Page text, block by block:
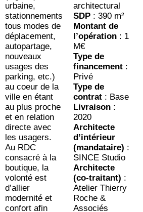
urbaine,
stationnements
tous modes de
déplacement,
autopartage,
nouveaux
usages des
parking, etc.)
au coeur de la
ville en étant
au plus proche
et en relation
directe avec
les usagers.
Au RDC
consacré à la
boutique, la
volonté est
d’allier
modernité et
confort afin
architectural
SDP : 390 m²
Montant de
l’opération : 1
M€
Type de
financement :
Privé
Type de
contrat : Base
Livraison :
2020
Architecte
d’intérieur
(mandataire) :
SINCE Studio
Architecte
(co-traitant) :
Atelier Thierry
Roche &
Associés